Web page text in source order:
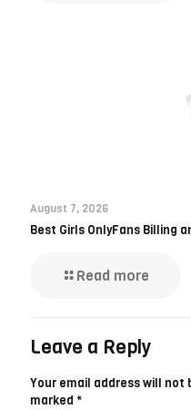
August 7, 2026
Best Girls OnlyFans Billing
Read more
Leave a Reply
Your email address will not
marked *